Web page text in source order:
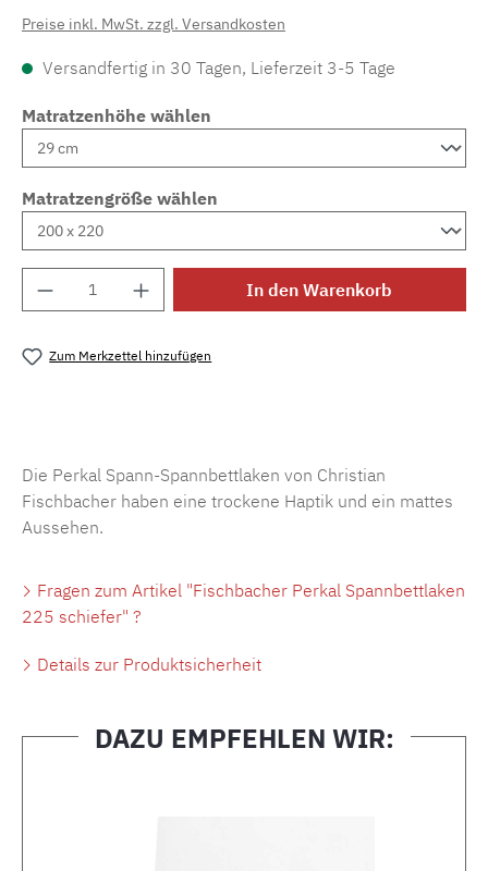
Preise inkl. MwSt. zzgl. Versandkosten
Versandfertig in 30 Tagen, Lieferzeit 3-5 Tage
Matratzenhöhe wählen
Matratzengröße wählen
Produkt Anzahl: Gib den gewünschten
In den Warenkorb
Zum Merkzettel hinzufügen
Die Perkal Spann-Spannbettlaken von Christian
Fischbacher haben eine trockene Haptik und ein mattes
Aussehen.
Fragen zum Artikel "Fischbacher Perkal Spannbettlaken
225 schiefer" ?
Details zur Produktsicherheit
DAZU EMPFEHLEN WIR: